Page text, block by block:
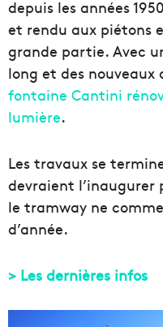
depuis les années
et rendu aux piétons
grande partie. Avec
long et des nouveaux
fontaine Cantini
lumière.
Les travaux se
devraient
le tramway ne
d’année.
> Les dernières infos